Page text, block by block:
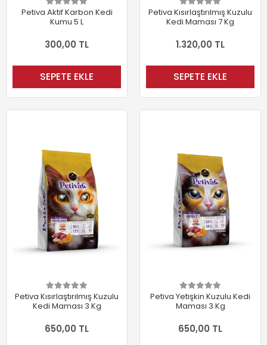
Petiva Aktif Karbon Kedi
Kumu 5 L
300,00 TL
SEPETE EKLE
Petiva Kısırlaştırılmış Kuzulu
Kedi Maması 7 Kg
1.320,00 TL
SEPETE EKLE
Petiva Kısırlaştırılmış Kuzulu
Kedi Maması 3 Kg
650,00 TL
Petiva Yetişkin Kuzulu Kedi
Maması 3 Kg
650,00 TL